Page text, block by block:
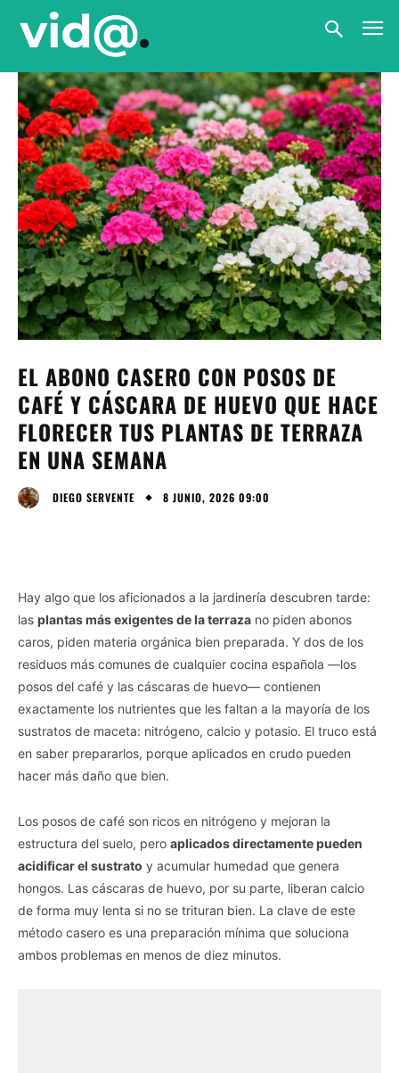
EL ABONO CASERO CON POSOS DE
CAFÉ Y CÁSCARA DE HUEVO QUE HACE
FLORECER TUS PLANTAS DE TERRAZA
EN UNA SEMANA
DIEGO SERVENTE 8 JUNIO, 2026 09:00
Hay algo que los aficionados a la jardinería descubren tarde:
las plantas más exigentes de la terraza no piden abonos
caros, piden materia orgánica bien preparada. Y dos de los
residuos más comunes de cualquier cocina española —los
posos del café y las cáscaras de huevo— contienen
exactamente los nutrientes que les faltan a la mayoría de los
sustratos de maceta: nitrógeno, calcio y potasio. El truco está
en saber prepararlos, porque aplicados en crudo pueden
hacer más daño que bien.
Los posos de café son ricos en nitrógeno y mejoran la
estructura del suelo, pero aplicados directamente pueden
acidificar el sustrato y acumular humedad que genera
hongos. Las cáscaras de huevo, por su parte, liberan calcio
de forma muy lenta si no se trituran bien. La clave de este
método casero es una preparación mínima que soluciona
ambos problemas en menos de diez minutos.